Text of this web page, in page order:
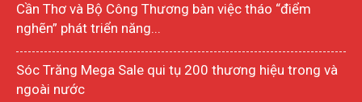
Cần Thơ và Bộ Công Thương bàn việc tháo “điểm
nghẽn” phát triển năng...
Sóc Trăng Mega Sale qui tụ 200 thương hiệu trong và
ngoài nước